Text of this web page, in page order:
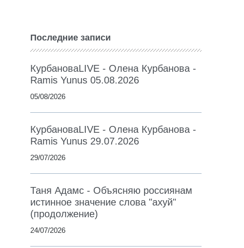
Последние записи
КурбановаLIVE - Олена Курбанова -
Ramis Yunus 05.08.2026
05/08/2026
КурбановаLIVE - Олена Курбанова -
Ramis Yunus 29.07.2026
29/07/2026
Таня Адамс - Объясняю россиянам
истинное значение слова "ахуй"
(продолжение)
24/07/2026